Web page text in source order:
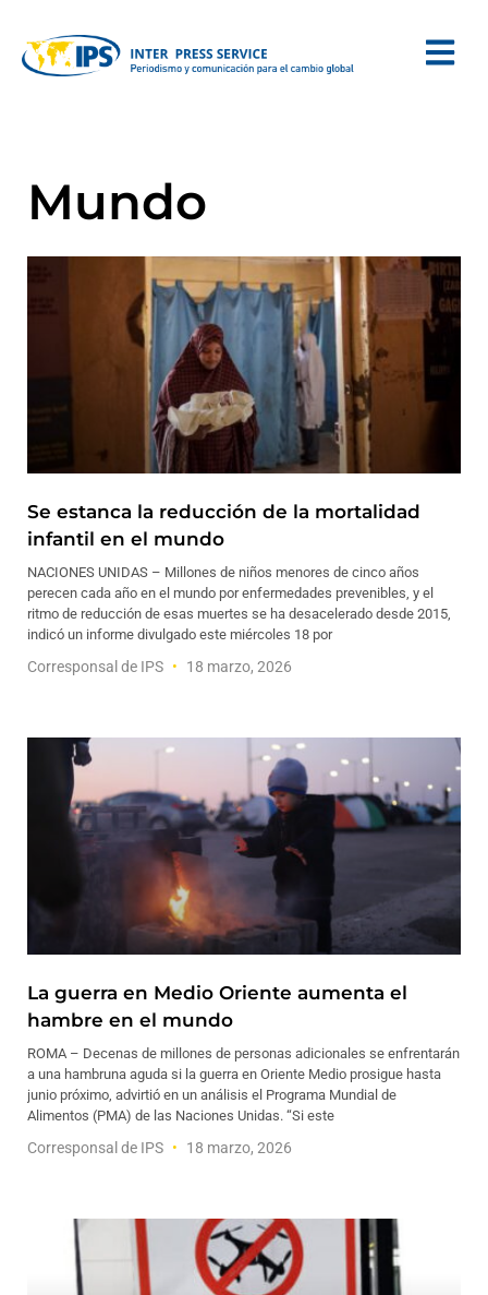
Mundo
Se estanca la reducción de la mortalidad
infantil en el mundo
NACIONES UNIDAS – Millones de niños menores de cinco años
perecen cada año en el mundo por enfermedades prevenibles, y el
ritmo de reducción de esas muertes se ha desacelerado desde 2015,
indicó un informe divulgado este miércoles 18 por
Corresponsal de IPS 18 marzo, 2026
La guerra en Medio Oriente aumenta el
hambre en el mundo
ROMA – Decenas de millones de personas adicionales se enfrentarán
a una hambruna aguda si la guerra en Oriente Medio prosigue hasta
junio próximo, advirtió en un análisis el Programa Mundial de
Alimentos (PMA) de las Naciones Unidas. “Si este
Corresponsal de IPS 18 marzo, 2026